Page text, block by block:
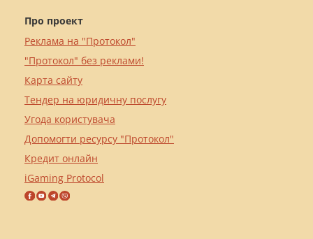
Про проект
Реклама на "Протокол"
"Протокол" без реклами!
Карта сайту
Тендер на юридичну послугу
Угода користувача
Допомогти ресурсу "Протокол"
Кредит онлайн
iGaming Protocol